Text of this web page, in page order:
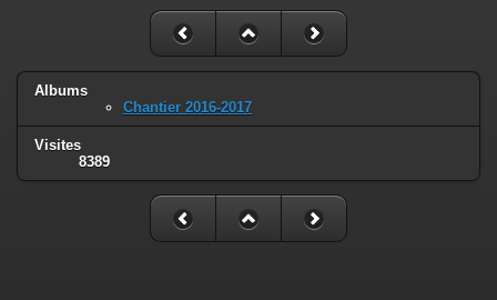
Albums
Chantier 2016-2017
Visites
8389